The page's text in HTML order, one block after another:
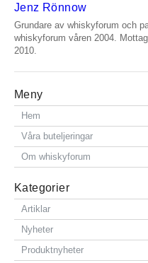
Jenz Rönnow
Grundare av whiskyforum och
whiskyforum våren 2004.
2010.
Meny
Hem
Våra buteljeringar
Om whiskyforum
Kategorier
Artiklar
Nyheter
Produktnyheter